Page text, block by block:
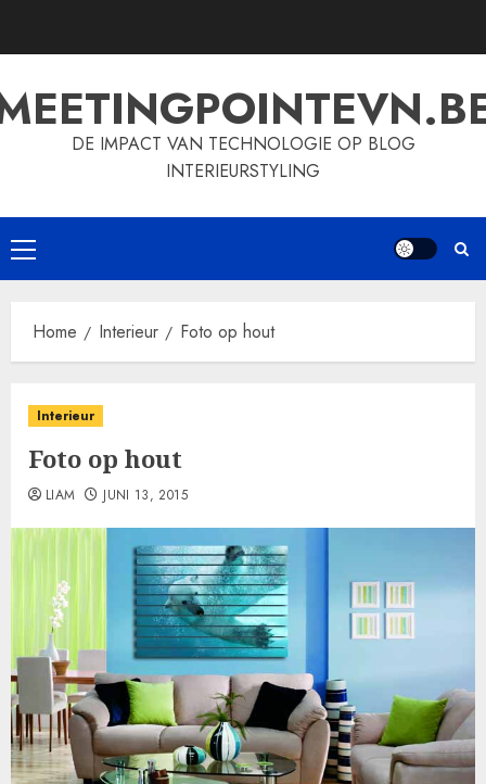
DE IMPACT VAN TECHNOLOGIE OP BLOG
INTERIEURSTYLING
Primary
Menu
Home Interieur Foto op hout
Interieur
Foto op hout
LIAM JUNI 13, 2015